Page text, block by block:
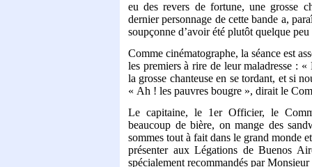
eu des revers de fortune, une grosse
dernier personnage de cette bande a,
soupçonne d’avoir été plutôt quelque
Comme cinématographe, la séance est
les premiers à rire de leur maladresse :
la grosse chanteuse en se tordant, et si
« Ah ! les pauvres bougre », dirait le
Le capitaine, le 1er Officier, le
beaucoup de bière, on mange des
sommes tout à fait dans le grand monde
présenter aux Légations de Buenos
spécialement recommandés par